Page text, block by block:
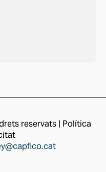
reservats | Política